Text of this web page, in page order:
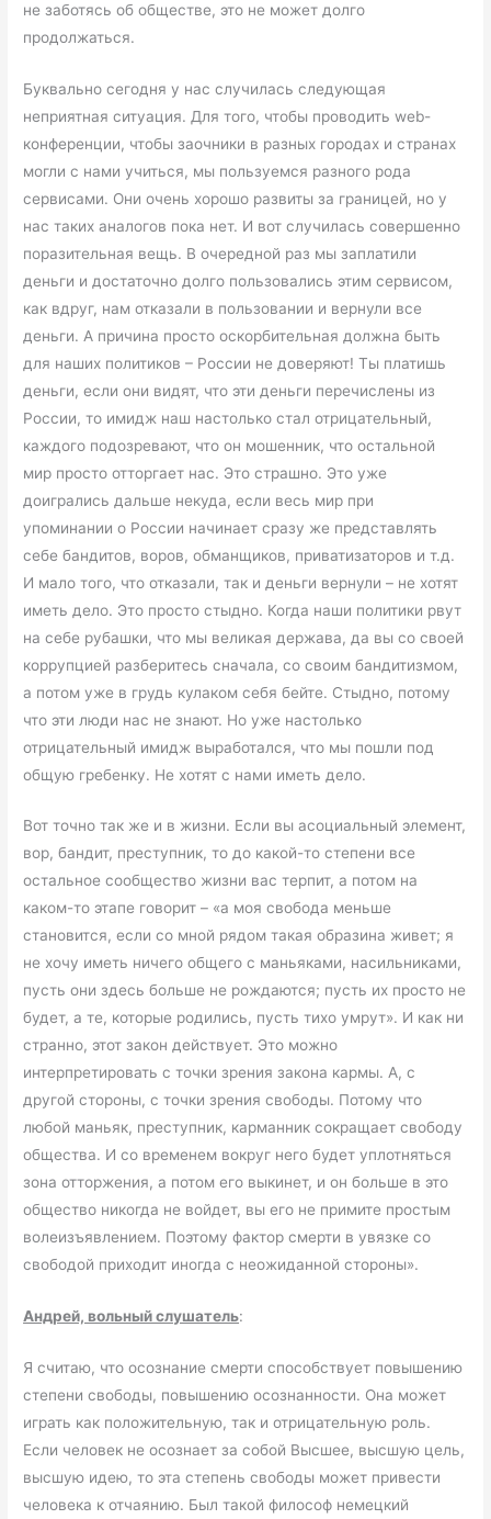
не заботясь об обществе, это не может долго
продолжаться.
Буквально сегодня у нас случилась следующая
неприятная ситуация. Для того, чтобы проводить web-
конференции, чтобы заочники в разных городах и странах
могли с нами учиться, мы пользуемся разного рода
сервисами. Они очень хорошо развиты за границей, но у
нас таких аналогов пока нет. И вот случилась совершенно
поразительная вещь. В очередной раз мы заплатили
деньги и достаточно долго пользовались этим сервисом,
как вдруг, нам отказали в пользовании и вернули все
деньги. А причина просто оскорбительная должна быть
для наших политиков – России не доверяют! Ты платишь
деньги, если они видят, что эти деньги перечислены из
России, то имидж наш настолько стал отрицательный,
каждого подозревают, что он мошенник, что остальной
мир просто отторгает нас. Это страшно. Это уже
доигрались дальше некуда, если весь мир при
упоминании о России начинает сразу же представлять
себе бандитов, воров, обманщиков, приватизаторов и т.д.
И мало того, что отказали, так и деньги вернули – не хотят
иметь дело. Это просто стыдно. Когда наши политики рвут
на себе рубашки, что мы великая держава, да вы со своей
коррупцией разберитесь сначала, со своим бандитизмом,
а потом уже в грудь кулаком себя бейте. Стыдно, потому
что эти люди нас не знают. Но уже настолько
отрицательный имидж выработался, что мы пошли под
общую гребенку. Не хотят с нами иметь дело.
Вот точно так же и в жизни. Если вы асоциальный элемент,
вор, бандит, преступник, то до какой-то степени все
остальное сообщество жизни вас терпит, а потом на
каком-то этапе говорит – «а моя свобода меньше
становится, если со мной рядом такая образина живет; я
не хочу иметь ничего общего с маньяками, насильниками,
пусть они здесь больше не рождаются; пусть их просто не
будет, а те, которые родились, пусть тихо умрут». И как ни
странно, этот закон действует. Это можно
интерпретировать с точки зрения закона кармы. А, с
другой стороны, с точки зрения свободы. Потому что
любой маньяк, преступник, карманник сокращает свободу
общества. И со временем вокруг него будет уплотняться
зона отторжения, а потом его выкинет, и он больше в это
общество никогда не войдет, вы его не примите простым
волеизъявлением. Поэтому фактор смерти в увязке со
свободой приходит иногда с неожиданной стороны».
Андрей, вольный слушатель:
Я считаю, что осознание смерти способствует повышению
степени свободы, повышению осознанности. Она может
играть как положительную, так и отрицательную роль.
Если человек не осознает за собой Высшее, высшую цель,
высшую идею, то эта степень свободы может привести
человека к отчаянию. Был такой философ немецкий